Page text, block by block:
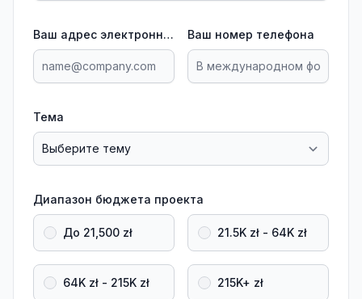
Ваш адрес электронной почты Ваш номер телефона
Тема
Диапазон бюджета проекта
До 21,500 zł 21.5K zł - 64K zł
64K zł - 215K zł 215K+ zł